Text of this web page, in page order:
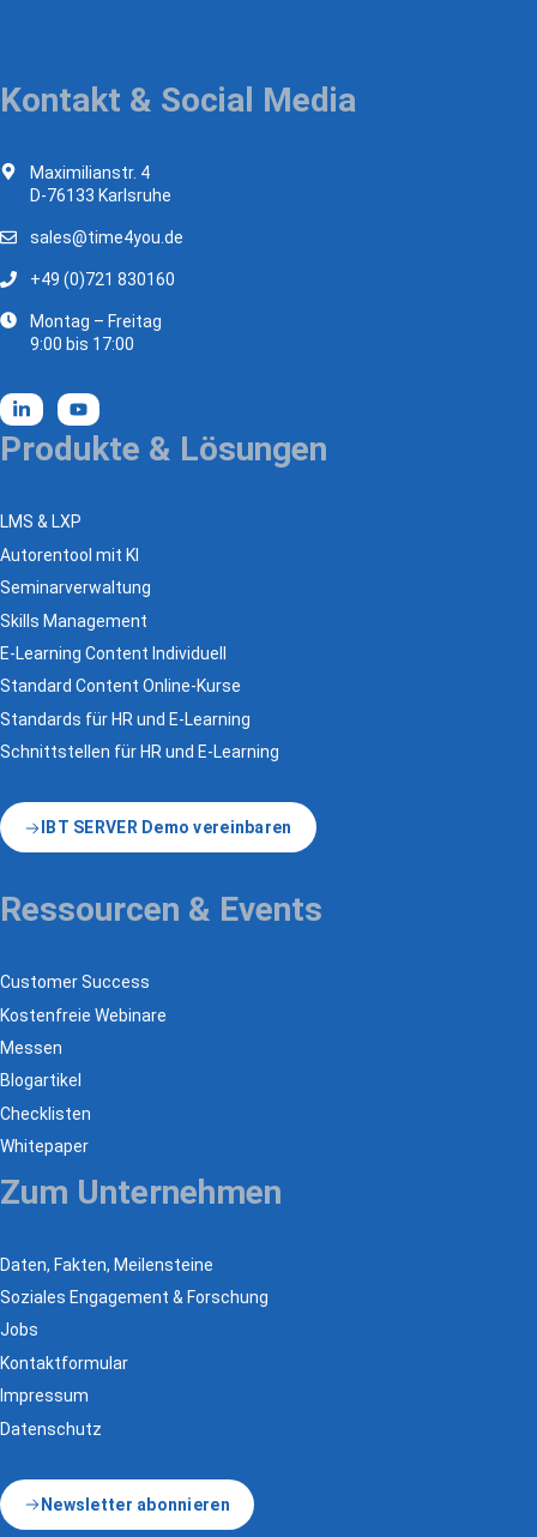
Kontakt & Social Media
Maximilianstr. 4
D-76133 Karlsruhe
sales@time4you.de
+49 (0)721 830160
Montag – Freitag
9:00 bis 17:00
Produkte & Lösungen
LMS & LXP
Autorentool mit KI
Seminarverwaltung
Skills Management
E-Learning Content Individuell
Standard Content Online-Kurse
Standards für HR und E-Learning
Schnittstellen für HR und E-Learning
IBT SERVER Demo vereinbaren
Ressourcen & Events
Customer Success
Kostenfreie Webinare
Messen
Blogartikel
Checklisten
Whitepaper
Zum Unternehmen
Daten, Fakten, Meilensteine
Soziales Engagement & Forschung
Jobs
Kontaktformular
Impressum
Datenschutz
Newsletter abonnieren